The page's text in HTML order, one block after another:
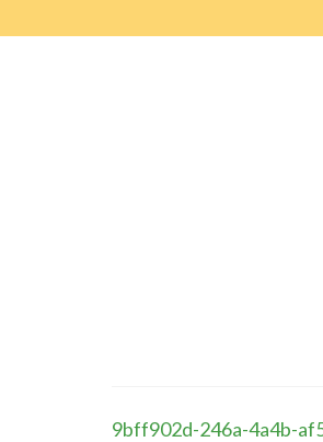
9bff902d-246a-4a4b-